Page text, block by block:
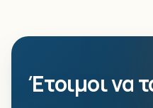
Έτοιμοι να